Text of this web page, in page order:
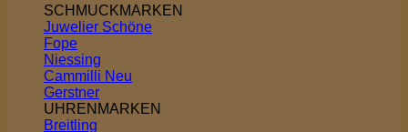
SCHMUCKMARKEN
Juwelier Schöne
Fope
Niessing
Cammilli
Gerstner
UHRENMARKEN
Breitling